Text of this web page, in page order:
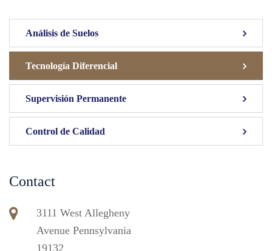
Análisis de Suelos
Tecnología Diferencial
Supervisión Permanente
Control de Calidad
Contact
3111 West Allegheny
Avenue Pennsylvania
19132